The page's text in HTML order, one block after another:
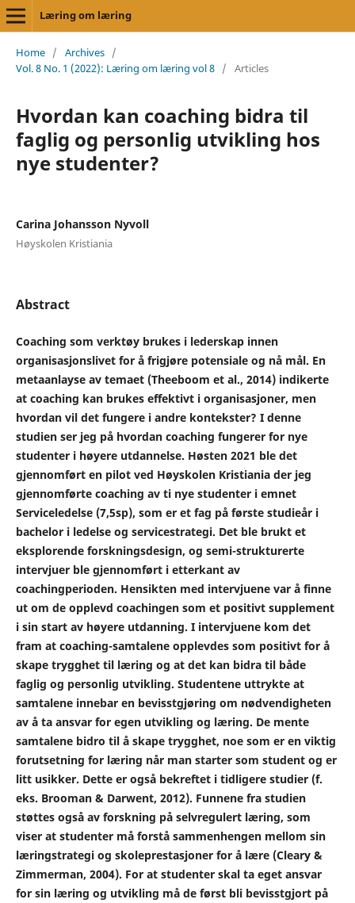
Læring om læring
Home / Archives /
Vol. 8 No. 1 (2022): Læring om læring vol 8 / Articles
Hvordan kan coaching bidra til
faglig og personlig utvikling hos
nye studenter?
Carina Johansson Nyvoll
Høyskolen Kristiania
Abstract
Coaching som verktøy brukes i lederskap innen
organisasjonslivet for å frigjøre potensiale og nå mål. En
metaanlayse av temaet (Theeboom et al., 2014)indikerte
at coaching kan brukes effektivt i organisasjoner, men
hvordan vil det fungere i andre kontekster? I denne
studien ser jeg på hvordan coaching fungerer for nye
studenter i høyere utdannelse. Høsten 2021 ble det
gjennomført en pilot ved Høyskolen Kristiania der jeg
gjennomførte coaching av ti nye studenter i emnet
Serviceledelse (7,5sp), som er et fag på første studieår i
bachelor i ledelse og servicestrategi. Det ble brukt et
eksplorende forskningsdesign, og semi-strukturerte
intervjuer ble gjennomført i etterkant av
coachingperioden. Hensikten med intervjuene var å finne
ut om de opplevd coachingen som et positivt supplement
i sin start av høyere utdanning. I intervjuene kom det
fram at coaching-samtalene opplevdes som positivt for å
skape trygghet til læring og at det kan bidra til både
faglig og personlig utvikling. Studentene uttrykte at
samtalene innebar en bevisstgjøring om nødvendigheten
av å ta ansvar for egen utvikling og læring. De mente
samtalene bidro til å skape trygghet, noe som er en viktig
forutsetning for læring når man starter som student og er
litt usikker. Dette er også bekreftet i tidligere studier (f.
eks. Brooman & Darwent, 2012). Funnene fra studien
støttes også av forskning på selvregulert læring, som
viser at studenter må forstå sammenhengen mellom sin
læringstrategi og skoleprestasjoner for å lære (Cleary &
Zimmerman, 2004). For at studenter skal ta eget ansvar
for sin læring og utvikling må de først bli bevisstgjort på